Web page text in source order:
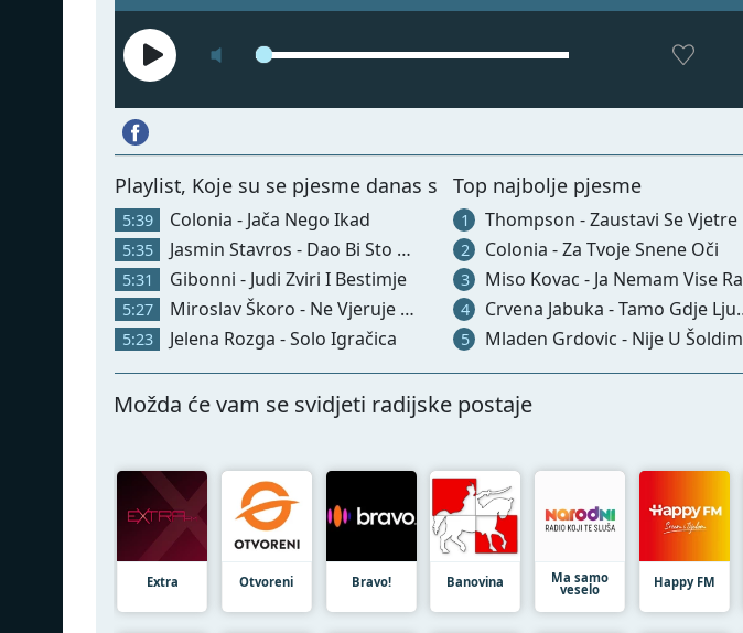
Playlist, Koje su se pjesme danas svirale
5:39 Colonia - Jača Nego Ikad
5:35 Jasmin Stavros - Dao Bi Sto Amerika
5:31 Gibonni - Judi Zviri I Bestimje
5:27 Miroslav Škoro - Ne Vjeruje Srce Pameti
5:23 Jelena Rozga - Solo Igračica
Top najbolje pjesme
1 Thompson - Zaustavi Se Vjetre
2 Colonia - Za Tvoje Snene Oči
3 Miso Kovac - Ja Nemam Vise Razloga Da Zivim
4 Crvena Jabuka - Tamo Gdje Ljubav Počinje
5 Mladen Grdovic - Nije U Šoldima Sve
Možda će vam se svidjeti radijske postaje
Extra Otvoreni Bravo! Banovina Ma samo
veselo Happy FM